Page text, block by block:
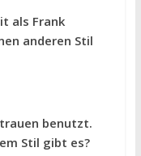
als Frank
anderen Stil
benutzt.
Stil gibt es?